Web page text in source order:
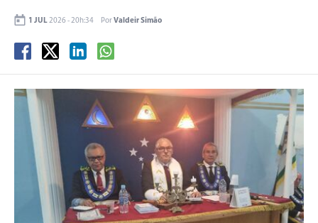
1 JUL2026 - 20h:34 PorValdeir Simão